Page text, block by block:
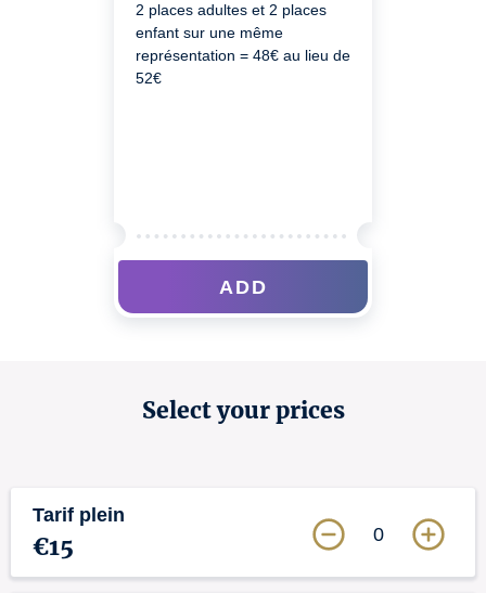
2 places adultes et 2 places
enfant sur une même
représentation = 48€ au lieu de
52€
ADD
Select your prices
Tarif plein
€15 0